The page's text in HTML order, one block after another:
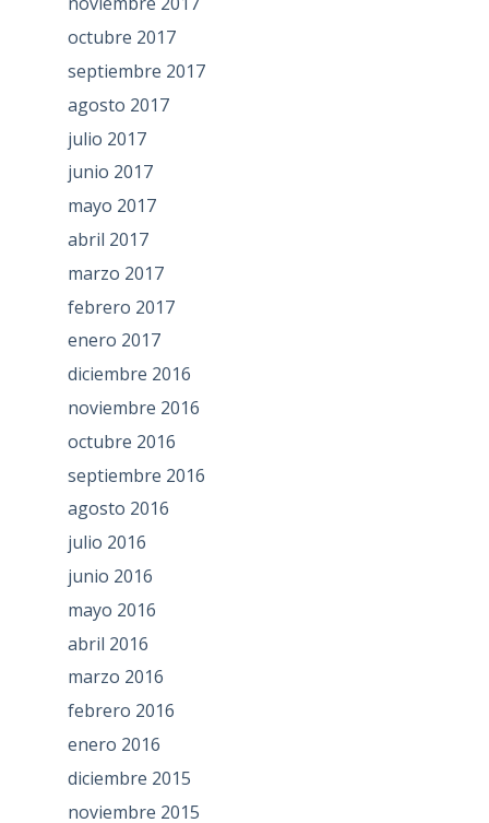
octubre 2017
septiembre 2017
agosto 2017
julio 2017
junio 2017
mayo 2017
abril 2017
marzo 2017
febrero 2017
enero 2017
diciembre 2016
noviembre 2016
octubre 2016
septiembre 2016
agosto 2016
julio 2016
junio 2016
mayo 2016
abril 2016
marzo 2016
febrero 2016
enero 2016
diciembre 2015
noviembre 2015